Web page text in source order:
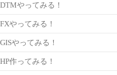
DTMやってみる！
FXやってみる！
GISやってみる！
HP作ってみる！